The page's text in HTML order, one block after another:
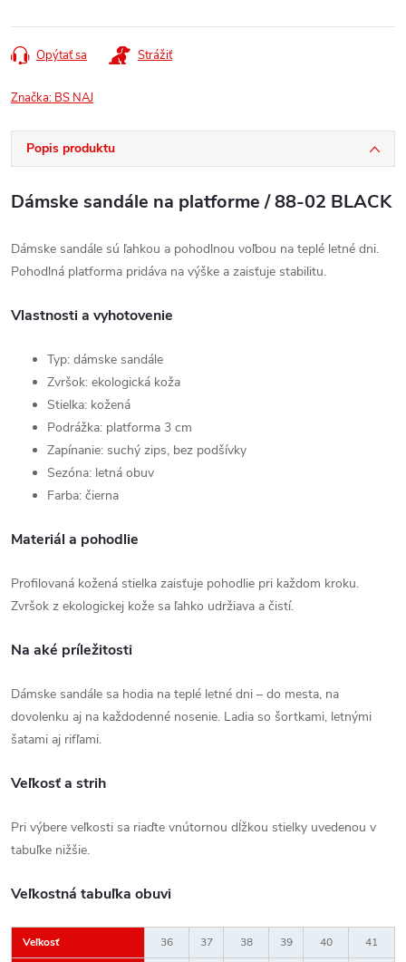
Opýtať sa Strážiť
Značka: BS NAJ
Popis produktu
Dámske sandále na platforme / 88-02 BLACK
Dámske sandále sú ľahkou a pohodlnou voľbou na teplé letné dni.
Pohodlná platforma pridáva na výške a zaisťuje stabilitu.
Vlastnosti a vyhotovenie
Typ: dámske sandále
Zvršok: ekologická koža
Stielka: kožená
Podrážka: platforma 3 cm
Zapínanie: suchý zips, bez podšívky
Sezóna: letná obuv
Farba: čierna
Materiál a pohodlie
Profilovaná kožená stielka zaisťuje pohodlie pri každom kroku.
Zvršok z ekologickej kože sa ľahko udržiava a čistí.
Na aké príležitosti
Dámske sandále sa hodia na teplé letné dni – do mesta, na
dovolenku aj na každodenné nosenie. Ladia so šortkami, letnými
šatami aj rifľami.
Veľkosť a strih
Pri výbere veľkosti sa riaďte vnútornou dĺžkou stielky uvedenou v
tabuľke nižšie.
Veľkostná tabuľka obuvi
Veľkosť 36 37 38 39 40 41